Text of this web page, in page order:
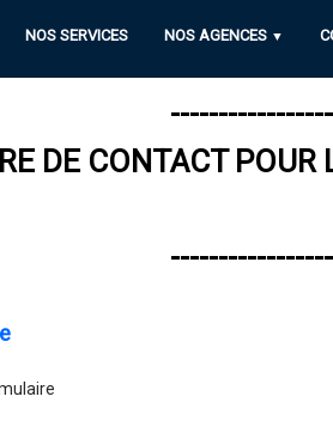
NOS SERVICES NOS AGENCES ▼
DE CONTACT